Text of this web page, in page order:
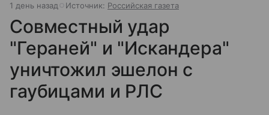
1 день назад Источник: Российская газета
Совместный удар
"Гераней" и "Искандера"
уничтожил эшелон с
гаубицами и РЛС